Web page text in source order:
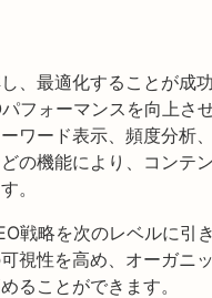
、最適化することが成
フォーマンスを向上さ
ワード表示、頻度分析
の機能により、コンテ
。
戦略を次のレベルに引
視性を高め、オーガニ
ることができます。